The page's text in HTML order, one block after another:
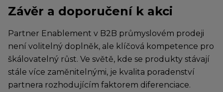
Závěr a doporučení k akci
Partner Enablement v B2B průmyslovém prodeji
není volitelný doplněk, ale klíčová kompetence pro
škálovatelný růst. Ve světě, kde se produkty stávají
stále více zaměnitelnými, je kvalita poradenství
partnera rozhodujícím faktorem diferenciace.